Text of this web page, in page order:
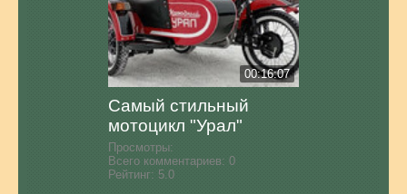
00:16:07
Самый стильный
мотоцикл "Урал"
Просмотры:
Всего комментариев: 0
Рейтинг: 5.0